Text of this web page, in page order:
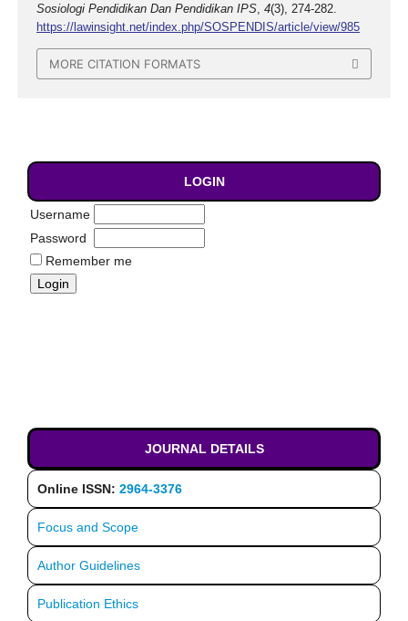
Sosiologi Pendidikan Dan Pendidikan IPS, 4(3), 274-282.
https://lawinsight.net/index.php/SOSPENDIS/article/view/985
MORE CITATION FORMATS
LOGIN
Username
Password
Remember me
JOURNAL DETAILS
Online ISSN: 2964-3376
Focus and Scope
Author Guidelines
Publication Ethics